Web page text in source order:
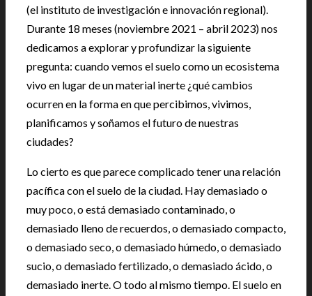
(el instituto de investigación e innovación regional).
Durante 18 meses (noviembre 2021 – abril 2023) nos
dedicamos a explorar y profundizar la siguiente
pregunta: cuando vemos el suelo como un ecosistema
vivo en lugar de un material inerte ¿qué cambios
ocurren en la forma en que percibimos, vivimos,
planificamos y soñamos el futuro de nuestras
ciudades?
Lo cierto es que parece complicado tener una relación
pacífica con el suelo de la ciudad. Hay demasiado o
muy poco, o está demasiado contaminado, o
demasiado lleno de recuerdos, o demasiado compacto,
o demasiado seco, o demasiado húmedo, o demasiado
sucio, o demasiado fertilizado, o demasiado ácido, o
demasiado inerte. O todo al mismo tiempo. El suelo en